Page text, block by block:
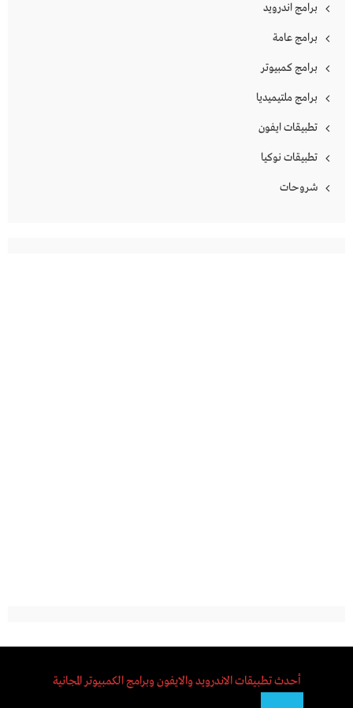
برامج اندرويد
برامج عامة
برامج كمبيوتر
برامج ملتيميديا
تطبيقات ايفون
تطبيقات نوكيا
شروحات
أحدث تطبيقات الاندرويد والايفون وبرامج الكمبيوتر المجانية